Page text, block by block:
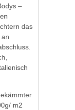
–
das
m2